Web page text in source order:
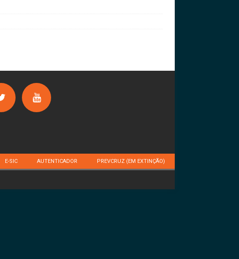
E-SIC AUTENTICADOR PREVCRUZ (EM EXTINÇÃO)